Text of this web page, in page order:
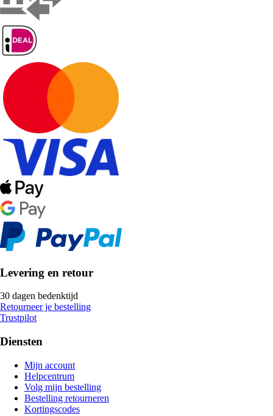
Levering en retour
30 dagen bedenktijd
Retourneer je bestelling
Trustpilot
Diensten
Mijn account
Helpcentrum
Volg mijn bestelling
Bestelling retourneren
Kortingscodes